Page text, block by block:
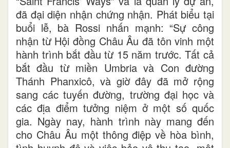
đã đại diện nhận chứng nhận. Phát biểu tại
buổi lễ, bà Rossi nhấn mạnh: “Sự công
nhận từ Hội đồng Châu Âu đã tôn vinh một
hành trình bắt đầu từ 15 năm trước. Tất cả
bắt đầu từ miền Umbria và Con đường
Thánh Phanxicô, và giờ đây đã mở rộng
sang các tuyến đường, trường đại học và
các địa điểm tưởng niệm ở một số quốc
gia. Ngày nay, hành trình này mang đến
cho Châu Âu một thông điệp về hòa bình,